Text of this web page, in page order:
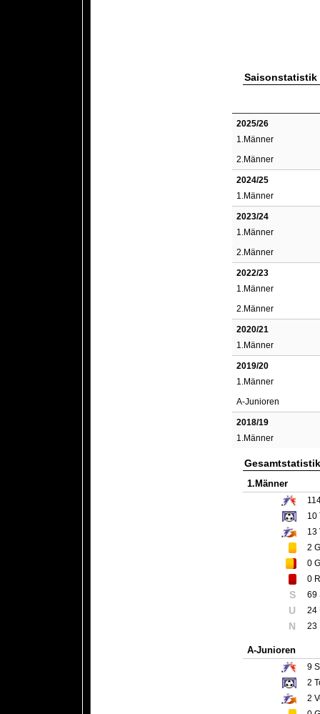
Saisonstatistik
2025/26
1.Männer
2.Männer
2024/25
1.Männer
2023/24
1.Männer
2.Männer
2022/23
1.Männer
2.Männer
2020/21
1.Männer
2019/20
1.Männer
A-Junioren
2018/19
1.Männer
Gesamtstatistik
1.Männer
10
13
2
0
0
S 69
U 24
N 23
A-Junioren
9
2
2